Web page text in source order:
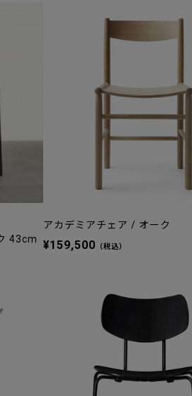
43cm
アカデミアチェア / オーク
¥159,500 （税込）